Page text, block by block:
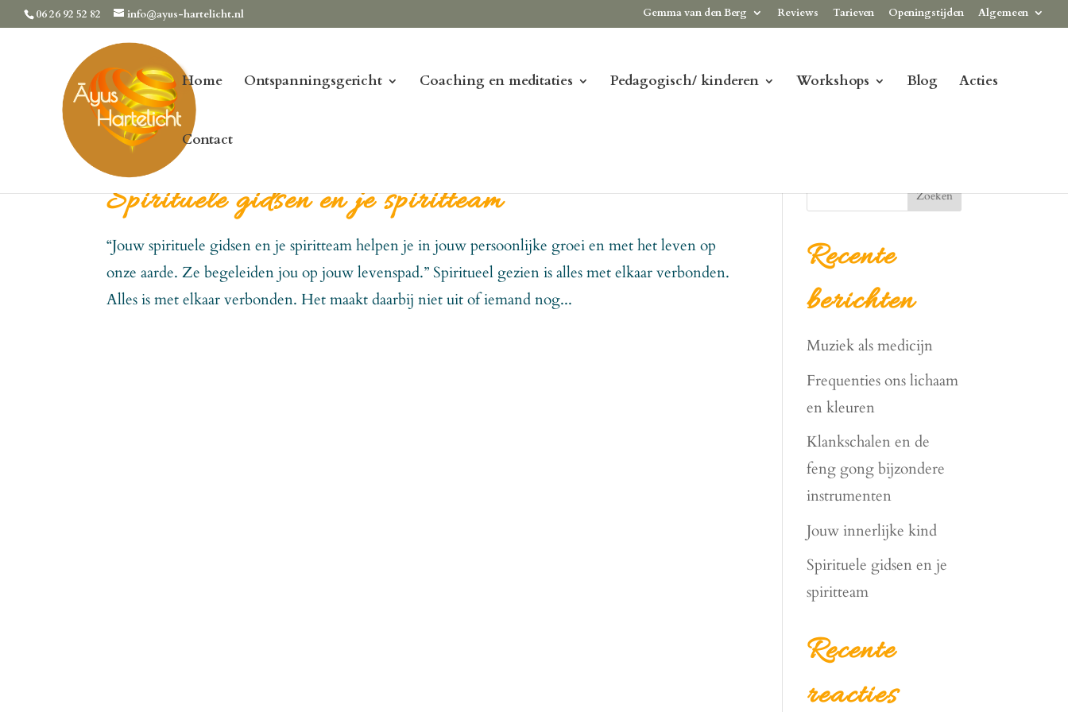
06 26 92 52 82 info@ayus-hartelicht.nl Gemma van den Berg Reviews Tarieven Openingstijden Algemeen
Home Ontspanningsgericht Coaching en meditaties Pedagogisch/ kinderen Workshops Blog Acties
Contact
Spirituele gidsen en je spiritteam
“Jouw spirituele gidsen en je spiritteam helpen je in jouw persoonlijke groei en met het leven op
onze aarde. Ze begeleiden jou op jouw levenspad.” Spiritueel gezien is alles met elkaar verbonden.
Alles is met elkaar verbonden. Het maakt daarbij niet uit of iemand nog...
Zoeken
Recente
berichten
Muziek als medicijn
Frequenties ons lichaam
en kleuren
Klankschalen en de
feng gong bijzondere
instrumenten
Jouw innerlijke kind
Spirituele gidsen en je
spiritteam
Recente
reacties